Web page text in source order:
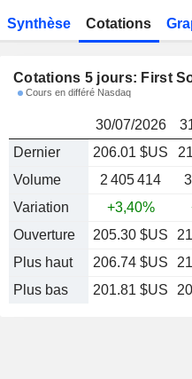
Synthèse Cotations
Cotations 5 jours: First
Cours en différé Nasdaq
30/07/2026
Dernier
206.01 $US
Volume
2 405 414
Variation
+3,40%
Ouverture
205.30 $US
Plus haut
206.74 $US
Plus bas
201.81 $US